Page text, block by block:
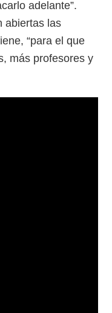
adelante”.
abiertas las
“para el que
más profesores y